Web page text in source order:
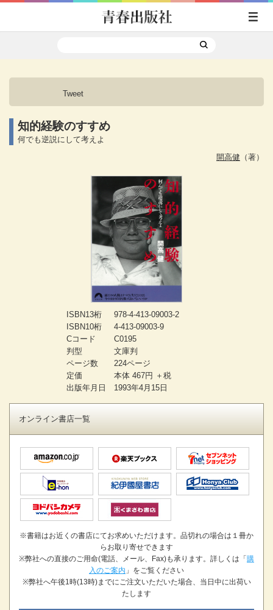
Tweet
知的経験のすすめ
何でも逆説にして考えよ
開高健 （著）
ISBN13桁
978-4-413-09003-2
ISBN10桁
4-413-09003-9
Cコード
C0195
判型
文庫判
ページ数
224ページ
定価
本体 467円 ＋税
出版年月日
1993年4月15日
オンライン書店一覧
※書籍はお近くの書店にてお求めいただけます。品切れの場合は１冊か
らお取り寄せできます
※弊社への直接のご用命(電話、メール、Fax)も承ります。詳しくは「購
入のご案内 」をご覧ください
※弊社へ午後1時(13時)までにご注文いただいた場合、当日中に出荷い
たします